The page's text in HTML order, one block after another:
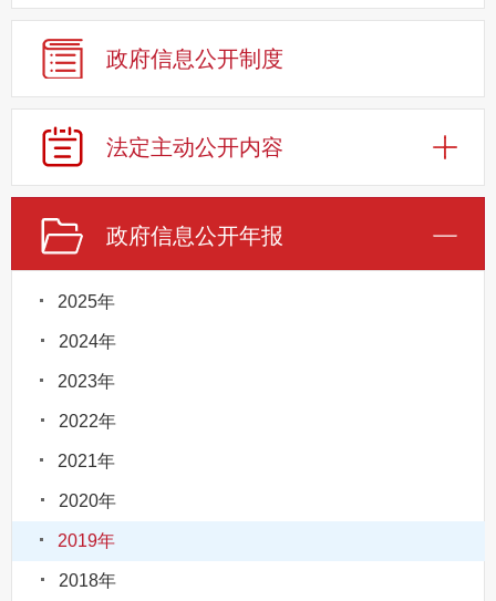
政府信息公开制度
法定主动公开内容
政府信息公开年报
2025年
2024年
2023年
2022年
2021年
2020年
2019年
2018年